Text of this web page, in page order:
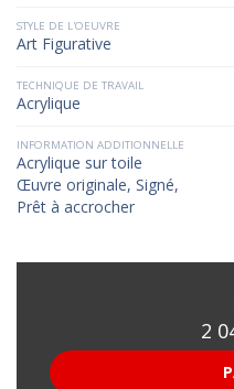
STYLE DE L'OEUVRE
Art Figurative
TECHNIQUE DE TRAVAIL
Acrylique
INFORMATION ADDITIONNELLE
Acrylique sur toile
Œuvre originale, Signé,
Prêt à accrocher
2